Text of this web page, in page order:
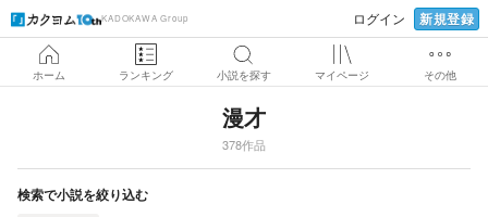
KADOKAWA Group ログイン 新規登録
ホーム ランキング 小説を探す マイページ その他
漫才
378作品
検索で小説を絞り込む